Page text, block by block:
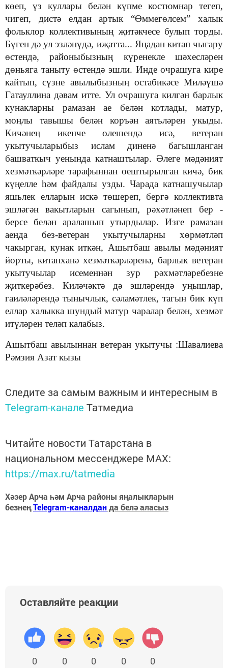
көеп, үз куллары белән күпме костюмнар тегеп,
чигеп, дистә елдан артык “Өммегөлсем” халык
фольклор коллективының җитәкчесе булып торды.
Бүген дә ул эзләнүдә, иҗатта... Яңадан китап чыгару
өстендә, районыбызның күренекле шәхесләрен
дөньяга таныту өстендә эшли. Инде очрашуга кире
кайтып, сүзне авылыбызның остабикәсе Миләүшә
Гатауллина дәвам итте. Ул очрашуга килгән барлык
кунакларны рамазан ае белән котлады, матур,
моңлы тавышы белән коръән аятьләрен укыды.
Кичәнең икенче өлешендә исә, ветеран
укытучыларыбыз ислам диненә багышланган
башваткыч уенында катнаштылар. Әлеге мәдәният
хезмәткәрләре тарафыннан оештырылган кичә, бик
күңелле һәм файдалы узды. Чарада катнашучылар
яшьлек елларын искә төшереп, бергә коллективта
эшләгән вакытларын сагынып, рәхәтләнеп бер -
берсе белән аралашып утырдылар. Изге рамазан
аенда без-ветеран укытучыларны хөрмәтләп
чакырган, кунак иткән, Ашытбаш авылы мәдәният
йорты, китапханә хезмәткәрләренә, барлык ветеран
укытучылар исеменнән зур рәхмәтләребезне
җиткерәбез. Киләчәктә дә эшләрендә уңышлар,
гаиләләрендә тынычлык, сәламәтлек, тагын бик күп
еллар халыкка шундый матур чаралар белән, хезмәт
итүләрен теләп калабыз.
Ашытбаш авылыннан ветеран укытучы :Шавалиева
Рәмзия Азат кызы
Следите за самым важным и интересным в
Telegram-канале Татмедиа
Читайте новости Татарстана в
национальном мессенджере MАХ:
https://max.ru/tatmedia
Хәзер Арча һәм Арча районы яңалыкларын
безнеңTelegram-каналданда белә аласыз
Оставляйте реакции
0 0 0 0 0